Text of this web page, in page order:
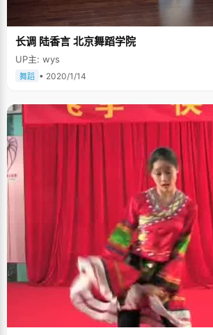
长调 陆香言 北京舞蹈学院
UP主: wys
舞蹈 • 2020/1/14